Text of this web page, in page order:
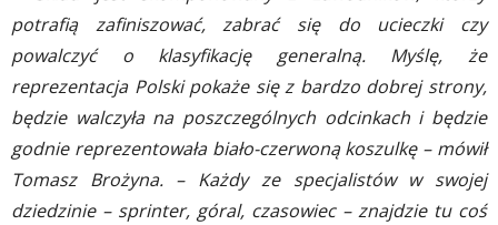
potrafią zafiniszować, zabrać się do ucieczki czy
powalczyć o klasyfikację generalną. Myślę, że
reprezentacja Polski pokaże się z bardzo dobrej strony,
będzie walczyła na poszczególnych odcinkach i będzie
godnie reprezentowała biało-czerwoną koszulkę – mówił
Tomasz Brożyna. – Każdy ze specjalistów w swojej
dziedzinie – sprinter, góral, czasowiec – znajdzie tu coś